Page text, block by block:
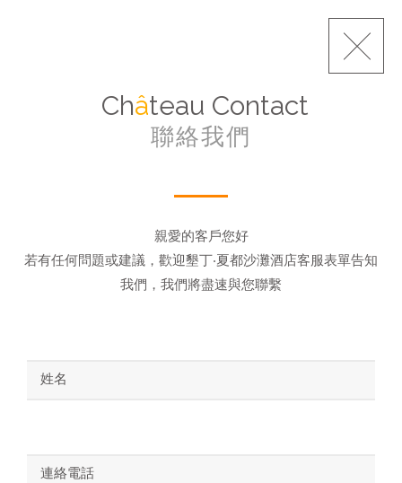
Château Contact
聯絡我們
親愛的客戶您好
若有任何問題或建議，歡迎墾丁‧夏都沙灘酒店客服表單告知
我們，我們將盡速與您聯繫
姓名
連絡電話